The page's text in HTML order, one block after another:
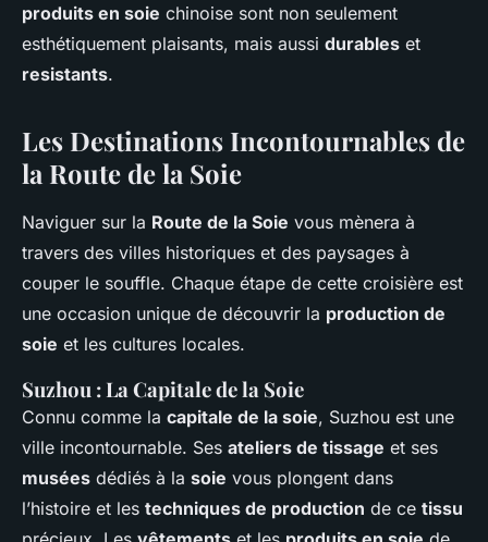
produits en soie chinoise sont non seulement
esthétiquement plaisants, mais aussi durables et
resistants.
Les Destinations Incontournables de
la Route de la Soie
Naviguer sur la Route de la Soie vous mènera à
travers des villes historiques et des paysages à
couper le souffle. Chaque étape de cette croisière est
une occasion unique de découvrir la production de
soie et les cultures locales.
Suzhou : La Capitale de la Soie
Connu comme la capitale de la soie, Suzhou est une
ville incontournable. Ses ateliers de tissage et ses
musées dédiés à la soie vous plongent dans
l’histoire et les techniques de production de ce tissu